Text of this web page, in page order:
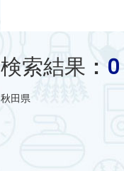
検索結果 : 0
秋田県